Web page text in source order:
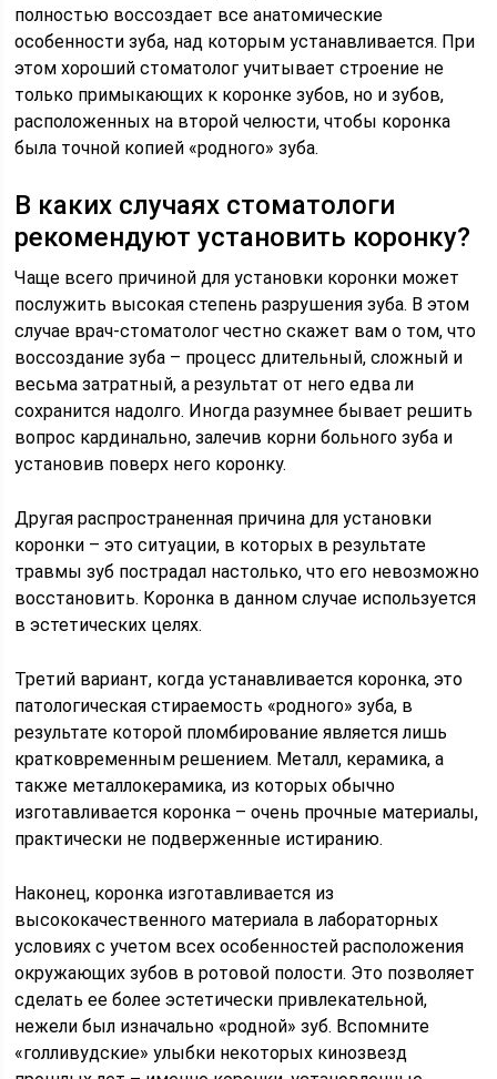
полностью воссоздает все анатомические
особенности зуба, над которым устанавливается. При
этом хороший стоматолог учитывает строение не
только примыкающих к коронке зубов, но и зубов,
расположенных на второй челюсти, чтобы коронка
была точной копией «родного» зуба.
В каких случаях стоматологи
рекомендуют установить коронку?
Чаще всего причиной для установки коронки может
послужить высокая степень разрушения зуба. В этом
случае врач-стоматолог честно скажет вам о том, что
воссоздание зуба – процесс длительный, сложный и
весьма затратный, а результат от него едва ли
сохранится надолго. Иногда разумнее бывает решить
вопрос кардинально, залечив корни больного зуба и
установив поверх него коронку.
Другая распространенная причина для установки
коронки – это ситуации, в которых в результате
травмы зуб пострадал настолько, что его невозможно
восстановить. Коронка в данном случае используется
в эстетических целях.
Третий вариант, когда устанавливается коронка, это
патологическая стираемость «родного» зуба, в
результате которой пломбирование является лишь
кратковременным решением. Металл, керамика, а
также металлокерамика, из которых обычно
изготавливается коронка – очень прочные материалы,
практически не подверженные истиранию.
Наконец, коронка изготавливается из
высококачественного материала в лабораторных
условиях с учетом всех особенностей расположения
окружающих зубов в ротовой полости. Это позволяет
сделать ее более эстетически привлекательной,
нежели был изначально «родной» зуб. Вспомните
«голливудские» улыбки некоторых кинозвезд